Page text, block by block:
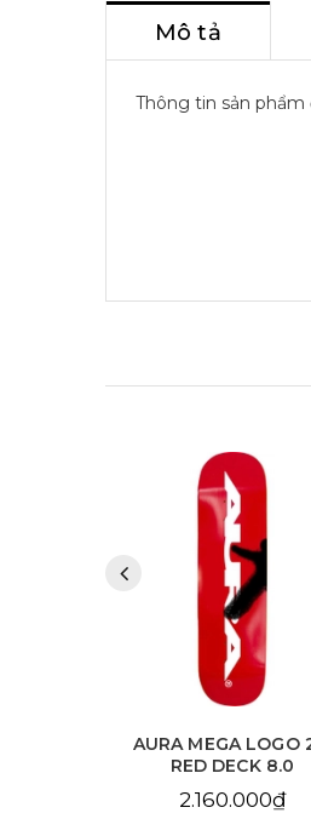
Mô tả
Thông tin sản
AURA MEGA LOGO
RED DECK 8.0
2.160.000₫